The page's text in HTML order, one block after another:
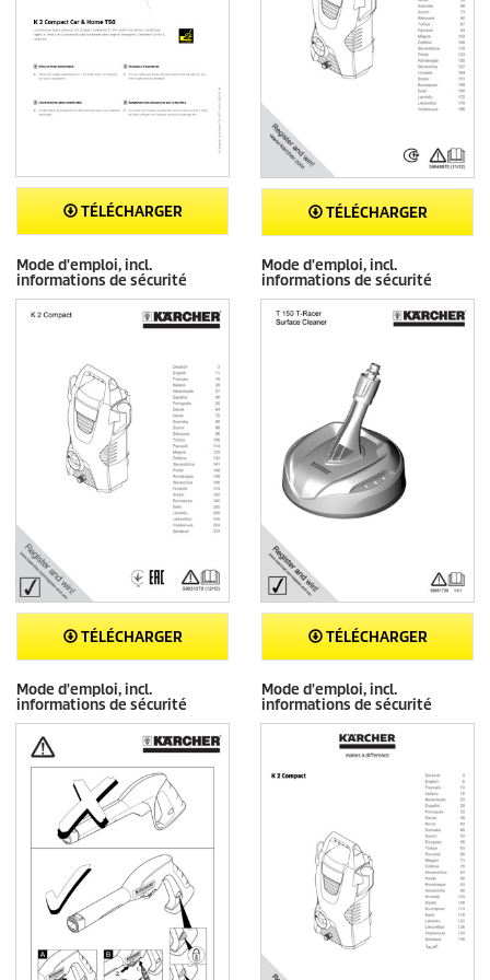
TÉLÉCHARGER TÉLÉCHARGER
Mode d'emploi, incl.
informations de sécurité
TÉLÉCHARGER
Mode d'emploi, incl.
informations de sécurité
TÉLÉCHARGER
Mode d'emploi, incl.
informations de sécurité
Mode d'emploi, incl.
informations de sécurité